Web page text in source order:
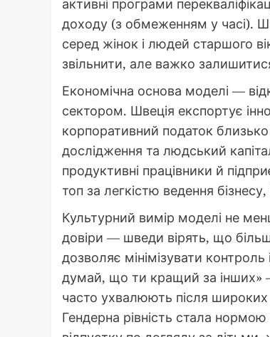
активні програми
доходу (з обмеженням у часі).
серед жінок і людей старшого
звільнити, але важко
Економічна основа моделі —
сектором. Швеція експортує
корпоративний податок
дослідження та людський
продуктивні працівники й
топ за легкістю ведення
Культурний вимір моделі не
довіри — шведи вірять, що
дозволяє мінімізувати
думай, що ти кращий за інших»
часто ухвалюють після
Гендерна рівність стала